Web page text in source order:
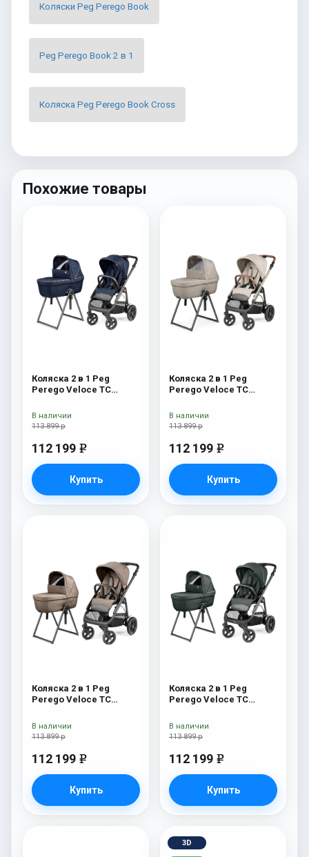
Коляски Peg Perego Book
Peg Perego Book 2 в 1
Коляска Peg Perego Book Cross
Похожие товары
Коляска 2 в 1 Peg
Perego Veloce TC
New
113 899 р
112 199 e
Купить
В наличии
Коляска 2 в 1 Peg
Perego Veloce TC
113 899 р
112 199 e
Купить
В наличии
Коляска 2 в 1 Peg
Perego Veloce TC
New
113 899 р
112 199 e
Купить
В наличии
Коляска 2 в 1 Peg
Perego Veloce TC
113 899 р
112 199 e
Купить
В наличии
3D